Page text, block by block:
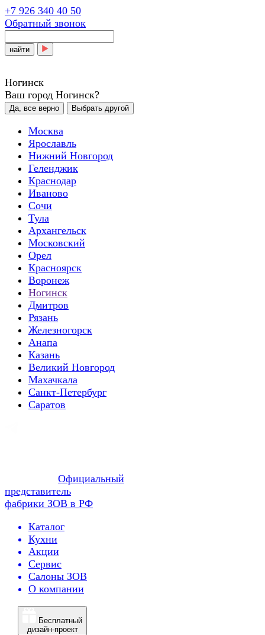
+7 926 340 40 50
Обратный звонок
найти
Ногинск
Ваш город Ногинск?
Да, все верно Выбрать другой
Москва
Ярославль
Нижний Новгород
Геленджик
Краснодар
Иваново
Сочи
Тула
Архангельск
Московский
Орел
Красноярск
Воронеж
Ногинск
Дмитров
Рязань
Железногорск
Анапа
Казань
Великий Новгород
Махачкала
Санкт-Петербург
Саратов
Официальный
представитель
фабрики ЗОВ в РФ
Каталог
Кухни
Акции
Сервис
Салоны ЗОВ
О компании
Бесплатный
дизайн-проект